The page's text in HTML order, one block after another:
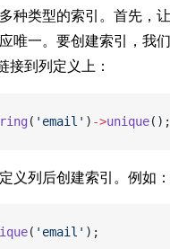
种类型的索引。首先，
唯一。要创建索引，我
接到列定义上：
( 'email' ) ->unique();
义列后创建索引。例如：
( 'email' );